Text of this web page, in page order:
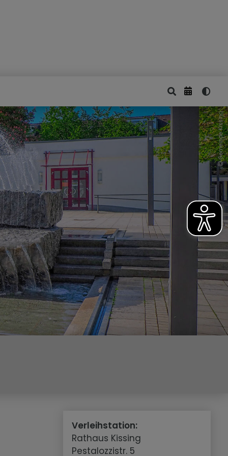
Gemeinde Kissing
Verleihstation:
Rathaus Kissing
Pestalozzistr. 5